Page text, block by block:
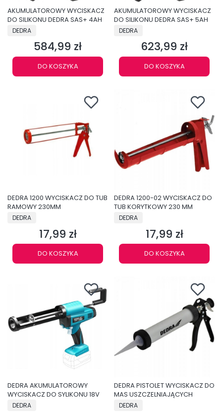
AKUMULATOROWY WYCISKACZ
DO SILIKONU DEDRA SAS+ 4AH
PRODUCENT
DEDRA
Cena
584,99 zł
DO KOSZYKA
AKUMULATOROWY WYCISKACZ
DO SILIKONU DEDRA SAS+ 5AH
PRODUCENT
DEDRA
Cena
623,99 zł
DO KOSZYKA
DEDRA 1200 WYCISKACZ DO TUB
RAMOWY 230MM
PRODUCENT
DEDRA
Cena
17,99 zł
DO KOSZYKA
DEDRA 1200-02 WYCISKACZ DO
TUB KORYTKOWY 230 MM
PRODUCENT
DEDRA
Cena
17,99 zł
DO KOSZYKA
DEDRA AKUMULATOROWY
WYCISKACZ DO SYLIKONU 18V
PRODUCENT
DEDRA
DEDRA PISTOLET WYCISKACZ DO
MAS USZCZELNIAJĄCYCH
PRODUCENT
DEDRA